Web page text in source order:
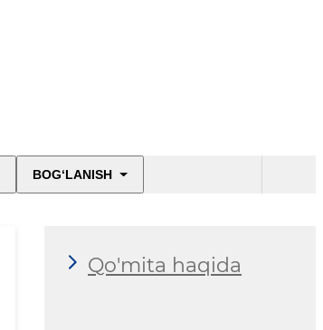
BOG‘LANISH
Qo'mita haqida